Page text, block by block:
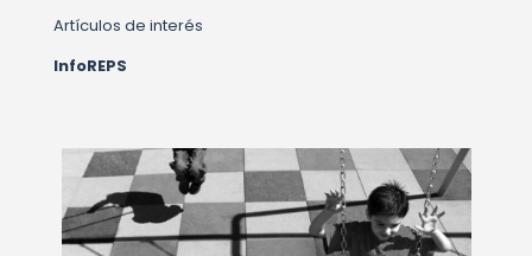
Artículos de interés
InfoREPS